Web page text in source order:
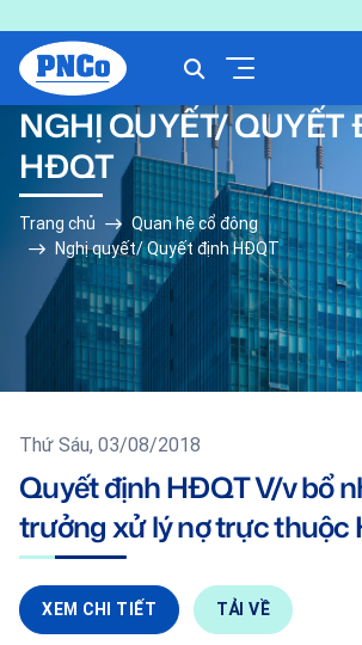
NGHỊ QUYẾT/ QUYẾT
HĐQT
Trang chủ
Quan hệ cổ đông
Nghị quyết/ Quyết định HĐQT
Thứ Sáu, 03/08/2018
Quyết định HĐQT V/v bổ
trưởng xử lý nợ trực thuộc
XEM CHI TIẾT TẢI VỀ